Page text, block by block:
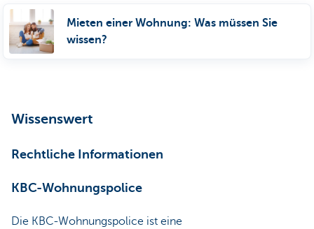
Mieten einer Wohnung: Was müssen Sie
wissen?
Wissenswert
Rechtliche Informationen
KBC-Wohnungspolice
Die KBC-Wohnungspolice ist eine